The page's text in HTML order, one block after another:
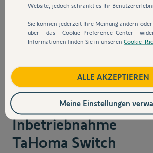
Artikelnummer
Telefonische
Inbetriebnahme
TaHoma Switch
Website, jedoch schränkt es Ihr
Sie können jederzeit Ihre Meinung ändern
über das Cookie-Preference-Center
Informationen finden Sie in unseren Cookie-
ALLE AKZEPTIEREN
Meine Einstellungen